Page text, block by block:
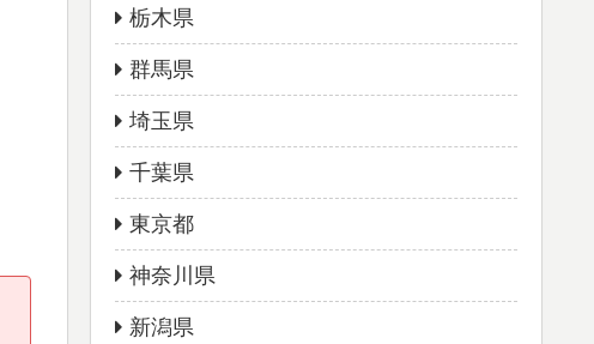
栃木県
群馬県
埼玉県
千葉県
東京都
神奈川県
新潟県